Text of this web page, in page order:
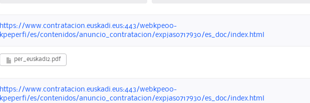
https://www.contratacion.euskadi.eus:443/webkpe00-
kpeperfi/es/contenidos/anuncio_contratacion/expjaso717930/es_doc/index.html
per_euskadi2.pdf
https://www.contratacion.euskadi.eus:443/webkpe00-
kpeperfi/es/contenidos/anuncio_contratacion/expjaso717930/es_doc/index.html